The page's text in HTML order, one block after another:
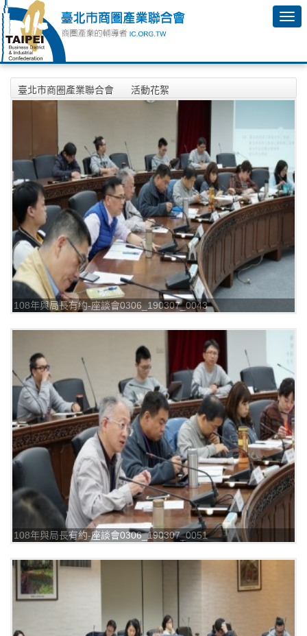
臺北市商圈產業聯合會
活動花絮
2019年3月6日-108年與局長有約-座談會相本
108年與局長有約-座談會0306_190307_0043
108年與局長有約-座談會0306_190307_0051